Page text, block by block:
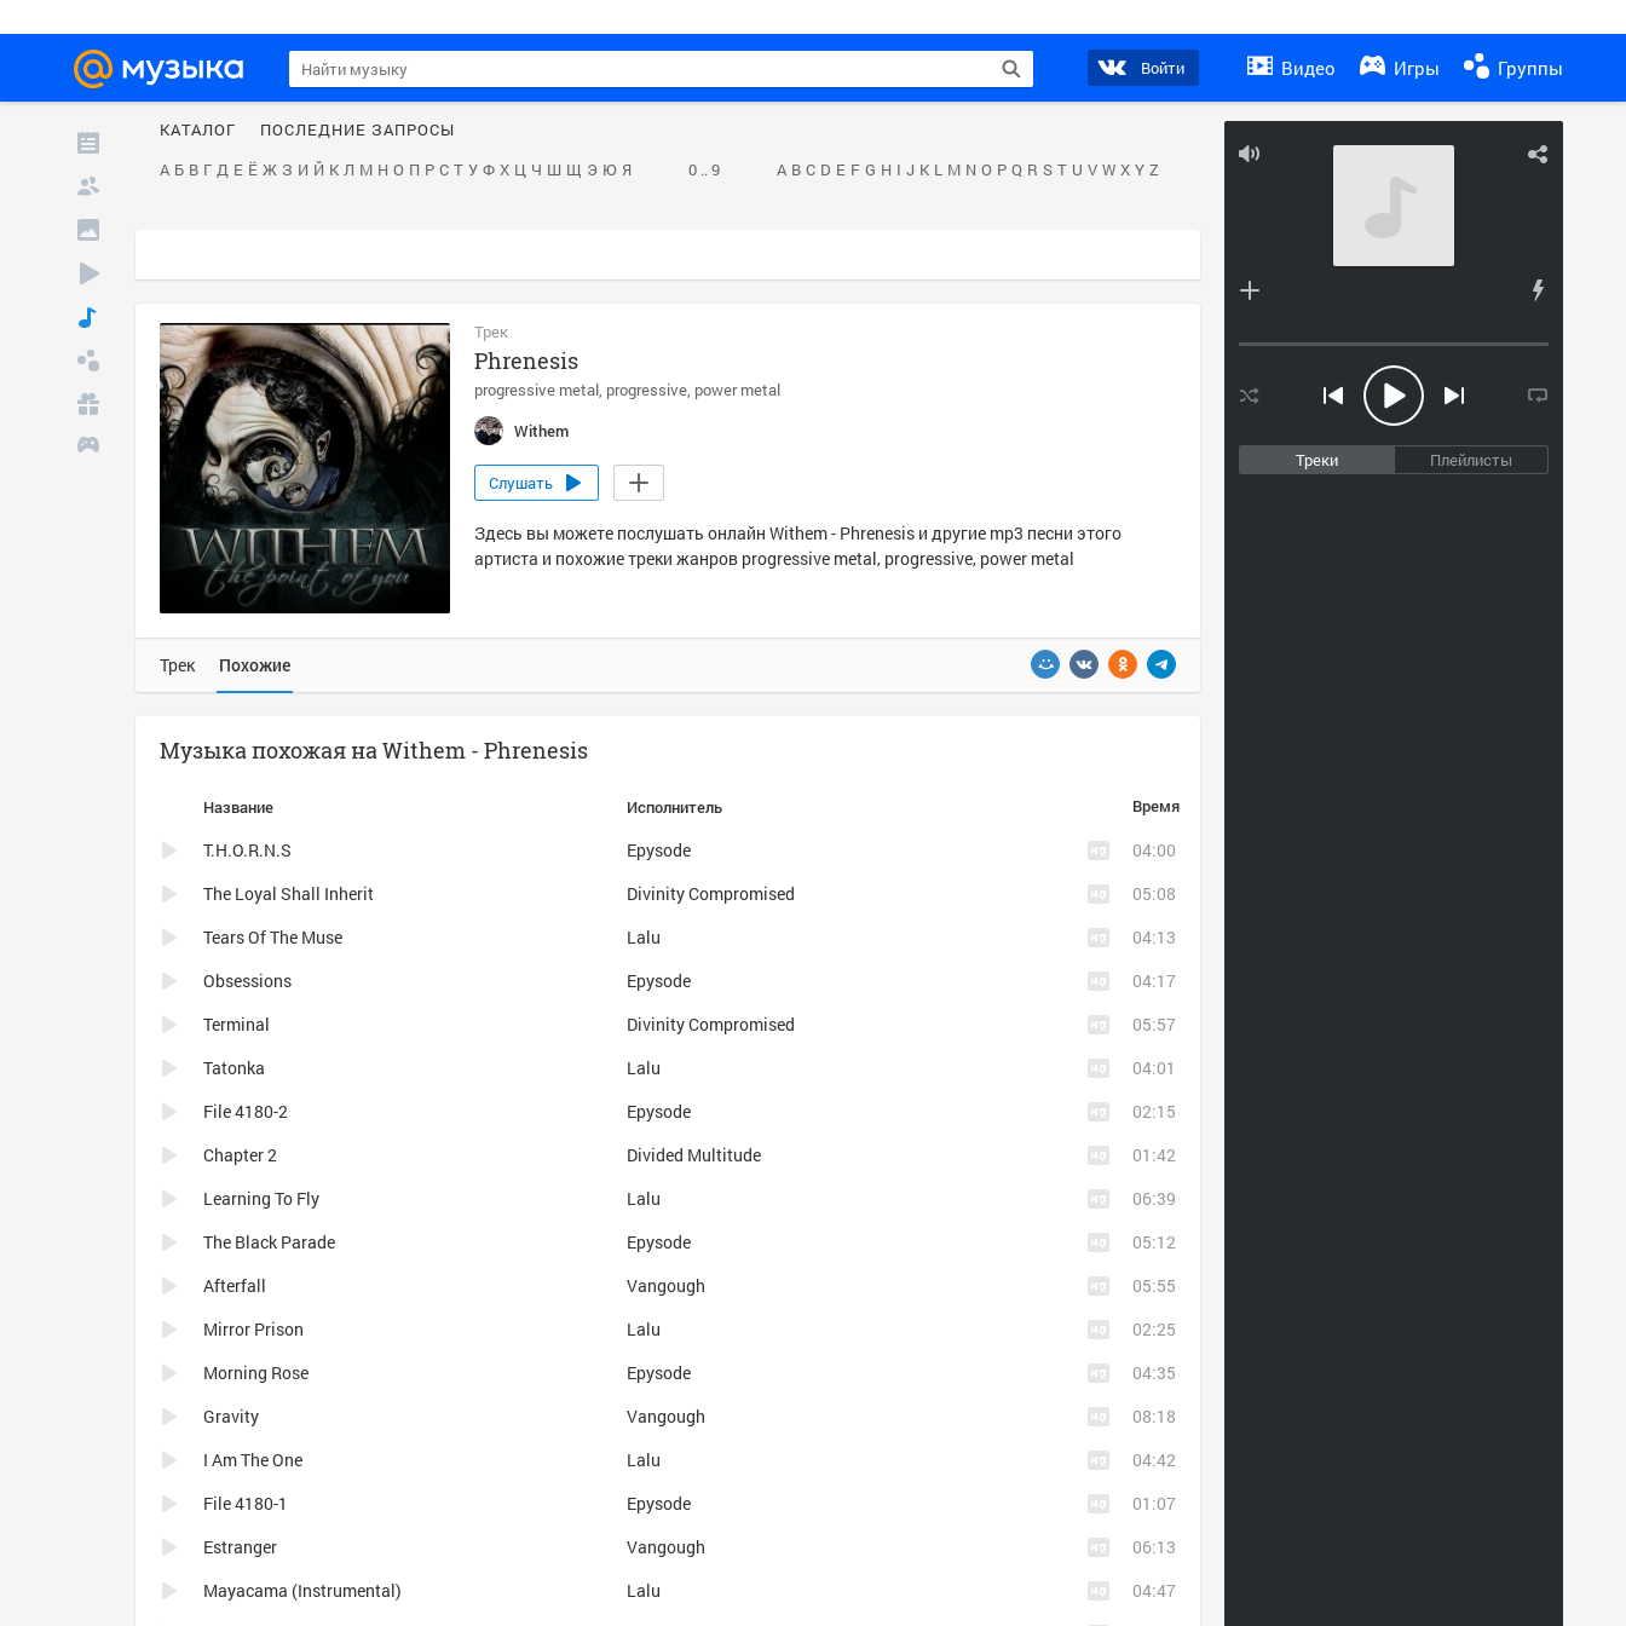
Войти Видео Игры Группы
Треки Плейлисты
КАТАЛОГ
ПОСЛЕДНИЕ ЗАПРОСЫ
А Б В Г Д Е Ё Ж З И Й К Л М Н О П Р С Т У Ф Х Ц Ч Ш Щ Э Ю Я 0 .. 9 A B C D E F G H I J K L M N O P Q R S T U V W X Y Z
Трек
Phrenesis
progressive metal progressive power metal
Withem
Слушать
Здесь вы можете послушать онлайн Withem - Phrenesis и другие mp3 песни этого
артиста и похожие треки жанров progressive metal, progressive, power metal
Трек Похожие
Музыка похожая на Withem - Phrenesis
Название Исполнитель Время
T.H.O.R.N.S Epysode
04:00
The Loyal Shall Inherit
Divinity Compromised
05:08
Tears Of The Muse
Lalu
04:13
Obsessions
Epysode
04:17
Terminal
Divinity Compromised
05:57
Tatonka
Lalu
04:01
File 4180-2
Epysode
02:15
Chapter 2
Divided Multitude
01:42
Learning To Fly
Lalu
06:39
The Black Parade
Epysode
05:12
Afterfall
Vangough
05:55
Mirror Prison
Lalu
02:25
Morning Rose
Epysode
04:35
Gravity
Vangough
08:18
I Am The One
Lalu
04:42
File 4180-1
Epysode
01:07
Estranger
Vangough
06:13
Mayacama (Instrumental)
Lalu
04:47